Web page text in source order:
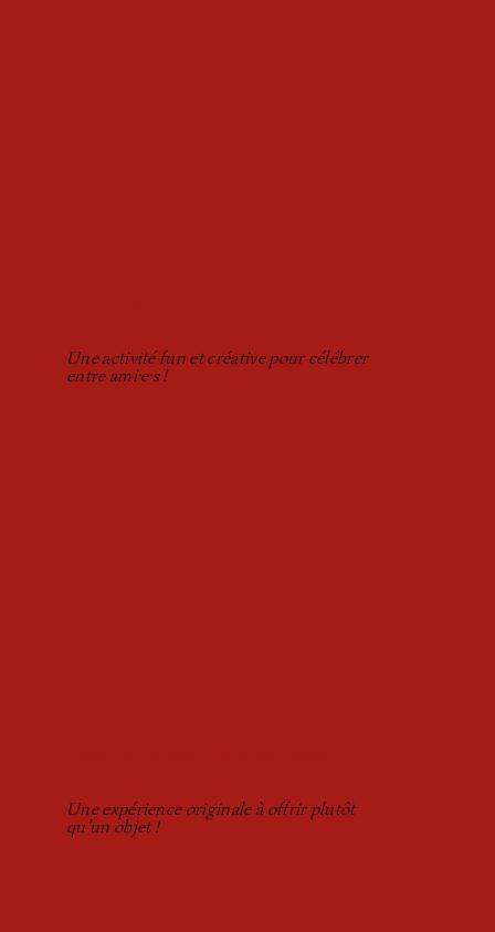
Une activité fun et créative pour célébrer
entre ami·e·s !
Une expérience originale à offrir plutôt
qu’un objet !